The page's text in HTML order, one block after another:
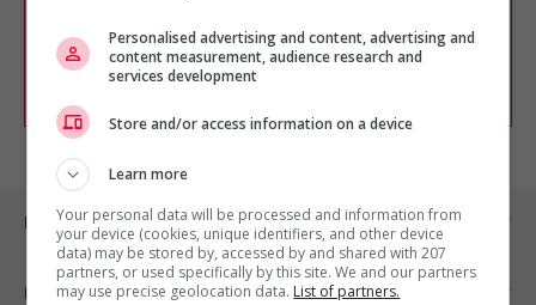
chercher un poste selon votre profil
d'intérêt en emploi en vousinscrivant
comme membre Jobboom.
Emplois par ville
Emplois par secteur
Personalised advertising and content, advertising and
content measurement, audience research and
services development
Store and/or access information on a device
Learn more
Your personal data will be processed and information from
your device (cookies, unique identifiers, and other device
data) may be stored by, accessed by and shared with 207
partners, or used specifically by this site. We and our partners
may use precise geolocation data. List of partners.